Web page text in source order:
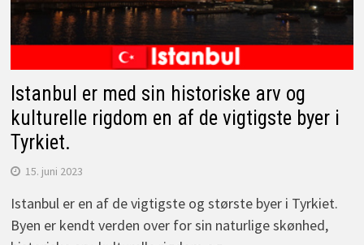
Istanbul er med sin historiske arv og
kulturelle rigdom en af de vigtigste byer i
Tyrkiet.
15. juni 2023
Istanbul er en af de vigtigste og største byer i Tyrkiet.
Byen er kendt verden over for sin naturlige skønhed,